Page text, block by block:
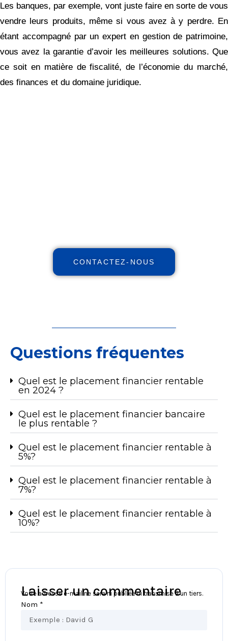
Les banques, par exemple, vont juste faire en sorte de vous
vendre leurs produits, même si vous avez à y perdre. En
étant accompagné par un expert en gestion de patrimoine,
vous avez la garantie d’avoir les meilleures solutions. Que
ce soit en matière de fiscalité, de l’économie du marché,
des finances et du domaine juridique.
CONTACTEZ-NOUS
Questions fréquentes
Quel est le placement financier rentable
en 2024 ?
Quel est le placement financier bancaire
le plus rentable ?
Quel est le placement financier rentable à
5%?
Quel est le placement financier rentable à
7%?
Quel est le placement financier rentable à
10%?
Laisser un commentaire
Votre adresse e-mail ne sera ni publiée ni transmise à un tiers.
Nom *